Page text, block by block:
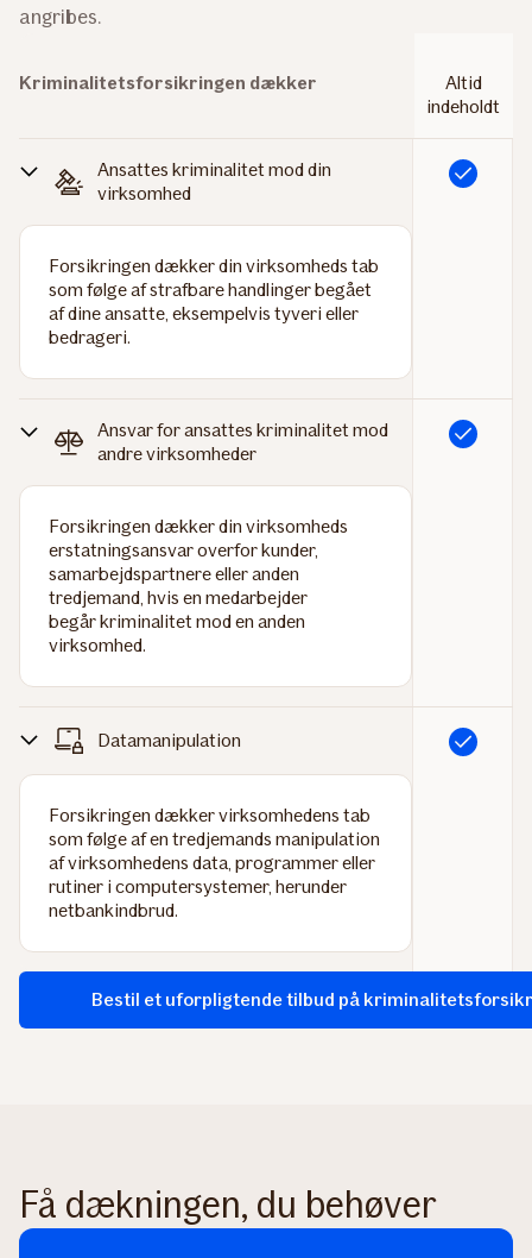
angribes.
Kriminalitetsforsikringen dækker
Altid
indeholdt
Ansattes kriminalitet mod din
virksomhed
Forsikringen dækker din virksomheds tab
som følge af strafbare handlinger begået
af dine ansatte, eksempelvis tyveri eller
bedrageri.
Inkluderet
Ansvar for ansattes kriminalitet mod
andre virksomheder
Forsikringen dækker din virksomheds
erstatningsansvar overfor kunder,
samarbejdspartnere eller anden
tredjemand, hvis en medarbejder
begår kriminalitet mod en anden
virksomhed.
Inkluderet
Datamanipulation
Forsikringen dækker virksomhedens tab
som følge af en tredjemands manipulation
af virksomhedens data, programmer eller
rutiner i computersystemer, herunder
netbankindbrud.
Inkluderet
Bestil et uforpligtende tilbud på
Få dækningen, du behøver